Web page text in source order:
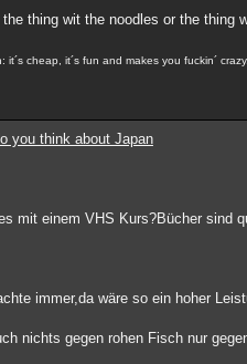
the thing wit the noodles or the thing
it´s cheap, it´s fun and makes you fuckin´
you think about Japan
mit einem VHS Kurs?Bücher sind
immer,da wäre so ein hoher
nichts gegen rohen Fisch nur